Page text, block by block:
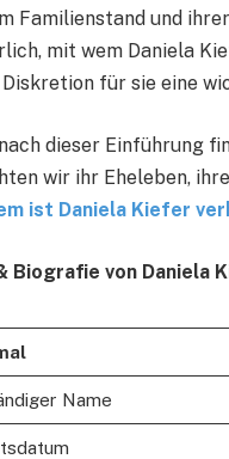
Familienstand und
mit wem Daniela
für sie eine
dieser Einführung
wir ihr Eheleben,
ist Daniela Kiefer
Biografie von Daniela
Name